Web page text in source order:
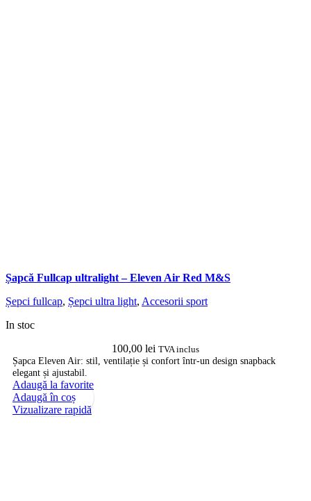
Șapcă Fullcap ultralight – Eleven Air Red M&S
Șepci fullcap, Șepci ultra light, Accesorii sport
In stoc
100,00 lei TVA inclus
Șapca Eleven Air: stil, ventilație și confort într-un design snapback
elegant și ajustabil.
Adaugă la favorite
Adaugă în coș
Vizualizare rapidă